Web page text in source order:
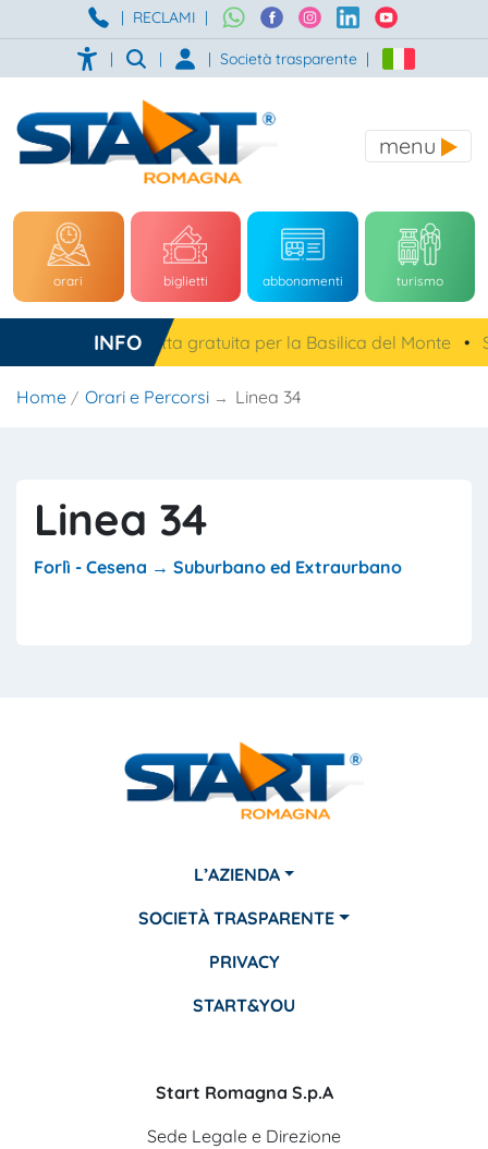
| RECLAMI |
| | | Società trasparente |
menu
orari biglietti abbonamenti turismo
INFO
Cesena, navetta gratuita per la Basilica del Monte •
Home Orari e Percorsi Linea 34
Linea 34
Forlì - Cesena → Suburbano ed Extraurbano
L’AZIENDA
SOCIETÀ TRASPARENTE
PRIVACY
START&YOU
Start Romagna S.p.A
Sede Legale e Direzione